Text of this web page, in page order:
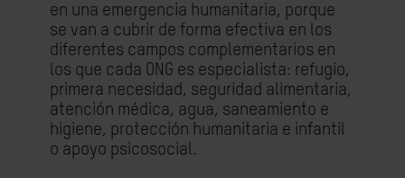
en una emergencia humanitaria, porque
se van a cubrir de forma efectiva en los
diferentes campos complementarios en
los que cada ONG es especialista: refugio,
primera necesidad, seguridad alimentaria,
atención médica, agua, saneamiento e
higiene, protección humanitaria e infantil
o apoyo psicosocial.